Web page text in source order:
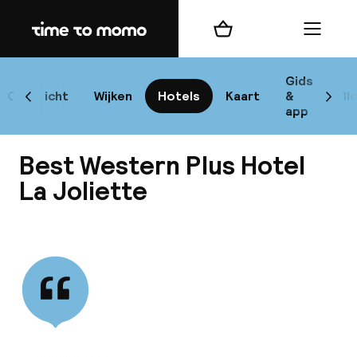
Home
Overzicht Wijken Hotels Kaart
Gids
&
app
Scroll naar links
Winkelmand Menu
Best Western Plus Hotel
La Joliette